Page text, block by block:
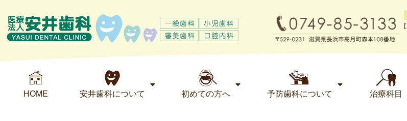
HOME 安井歯科について 初めての方へ 予防歯科について 治療科目